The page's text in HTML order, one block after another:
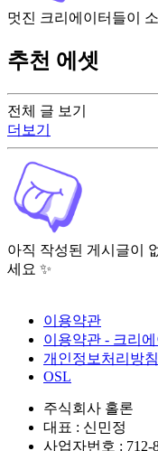
전체 글 보기
더보기
아직 작성된 게시글이
세요 ✨
멋진 크리에이터들이
추천 에셋
이용약관
이용약관 - 크리에
개인정보처리방침
OSL
주식회사 홀론
대표 : 신민정
사업자번호 : 712-